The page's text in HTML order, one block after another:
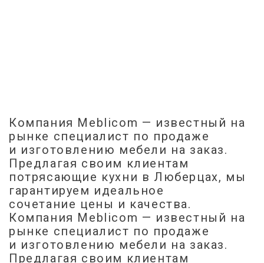
Компания Meblicom — известный на
рынке специалист по продаже
и изготовлению мебели на заказ.
Предлагая своим клиентам
потрясающие кухни в Люберцах, мы
гарантируем идеальное
сочетание цены и качества.
Компания Meblicom — известный на
рынке специалист по продаже
и изготовлению мебели на заказ.
Предлагая своим клиентам